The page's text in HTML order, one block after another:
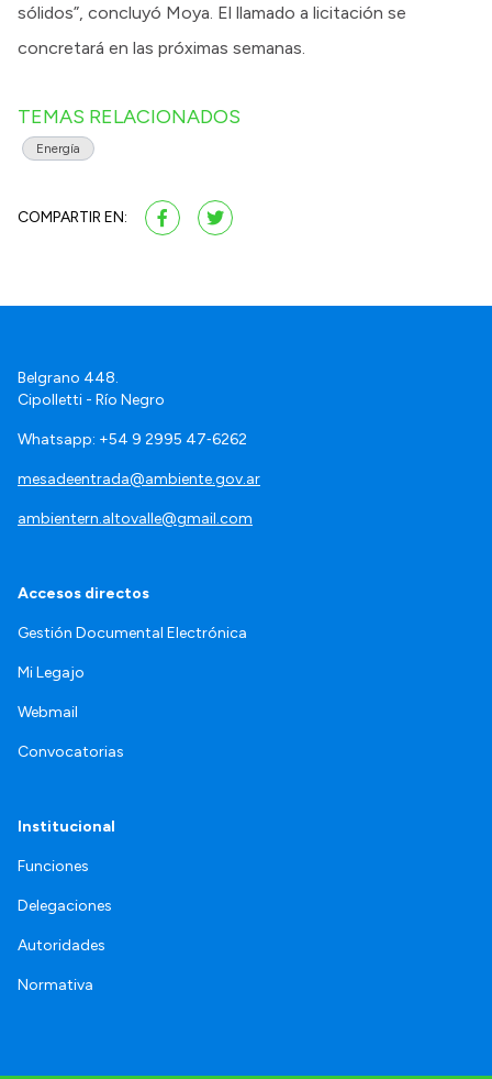
sólidos”, concluyó Moya. El llamado a licitación se
concretará en las próximas semanas.
TEMAS RELACIONADOS
Energía
COMPARTIR EN:
Belgrano 448.
Cipolletti - Río Negro
Whatsapp: +54 9 2995 47‑6262
mesadeentrada@ambiente.gov.ar
ambientern.altovalle@gmail.com
Accesos directos
Gestión Documental Electrónica
Mi Legajo
Webmail
Convocatorias
Institucional
Funciones
Delegaciones
Autoridades
Normativa